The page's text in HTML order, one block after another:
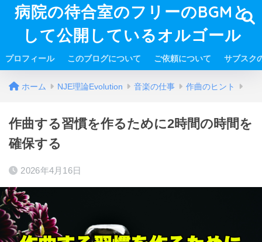
病院の待合室のフリーのBGMと
して公開しているオルゴール
プロフィール このブログについて ご依頼について サブスク
ホーム NJE理論Evolution 音楽の仕事 作曲のヒント
作曲する習慣を作るために2時間の時間を
確保する
2026年4月16日